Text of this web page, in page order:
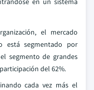
el mercado
está segmentado por
el segmento de grandes
del 62%.
cada vez más el